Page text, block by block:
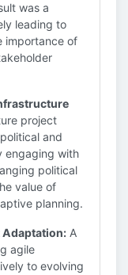
was a
leading to
importance of
project
and
engaging with
political
value of
planning.
Adaptation: A
agile
to evolving